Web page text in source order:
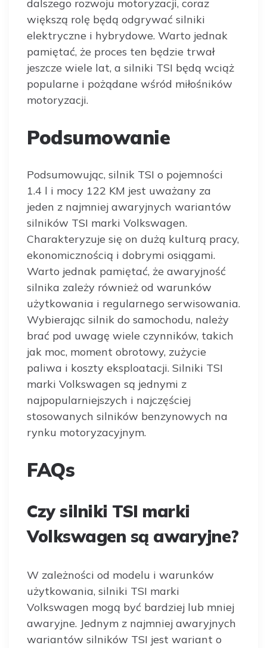
dalszego rozwoju motoryzacji, coraz
większą rolę będą odgrywać silniki
elektryczne i hybrydowe. Warto jednak
pamiętać, że proces ten będzie trwał
jeszcze wiele lat, a silniki TSI będą wciąż
popularne i pożądane wśród miłośników
motoryzacji.
Podsumowanie
Podsumowując, silnik TSI o pojemności
1.4 l i mocy 122 KM jest uważany za
jeden z najmniej awaryjnych wariantów
silników TSI marki Volkswagen.
Charakteryzuje się on dużą kulturą pracy,
ekonomicznością i dobrymi osiągami.
Warto jednak pamiętać, że awaryjność
silnika zależy również od warunków
użytkowania i regularnego serwisowania.
Wybierając silnik do samochodu, należy
brać pod uwagę wiele czynników, takich
jak moc, moment obrotowy, zużycie
paliwa i koszty eksploatacji. Silniki TSI
marki Volkswagen są jednymi z
najpopularniejszych i najczęściej
stosowanych silników benzynowych na
rynku motoryzacyjnym.
FAQs
Czy silniki TSI marki
Volkswagen są awaryjne?
W zależności od modelu i warunków
użytkowania, silniki TSI marki
Volkswagen mogą być bardziej lub mniej
awaryjne. Jednym z najmniej awaryjnych
wariantów silników TSI jest wariant o